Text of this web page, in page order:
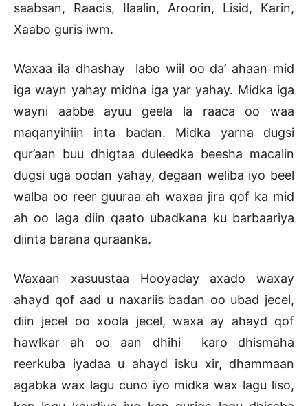
saabsan, Raacis, Ilaalin, Aroorin, Lisid, Karin,
Xaabo guris iwm.
Waxaa ila dhashay labo wiil oo da’ ahaan mid
iga wayn yahay midna iga yar yahay. Midka iga
wayni aabbe ayuu geela la raaca oo waa
maqanyihiin inta badan. Midka yarna dugsi
qur’aan buu dhigtaa duleedka beesha macalin
dugsi uga oodan yahay, degaan weliba iyo beel
walba oo reer guuraa ah waxaa jira qof ka mid
ah oo laga diin qaato ubadkana ku barbaariya
diinta barana quraanka.
Waxaan xasuustaa Hooyaday axado waxay
ahayd qof aad u naxariis badan oo ubad jecel,
diin jecel oo xoola jecel, waxa ay ahayd qof
hawlkar ah oo aan dhihi karo dhismaha
reerkuba iyadaa u ahayd isku xir, dhammaan
agabka wax lagu cuno iyo midka wax lagu liso,